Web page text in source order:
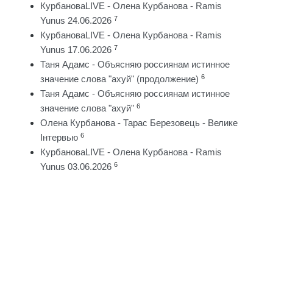
КурбановаLIVE - Олена Курбанова - Ramis
Yunus 24.06.2026 7
КурбановаLIVE - Олена Курбанова - Ramis
Yunus 17.06.2026 7
Таня Адамс - Объясняю россиянам истинное
значение слова "ахуй" (продолжение) 6
Таня Адамс - Объясняю россиянам истинное
значение слова "ахуй" 6
Олена Курбанова - Тарас Березовець - Велике
Інтервью 6
КурбановаLIVE - Олена Курбанова - Ramis
Yunus 03.06.2026 6